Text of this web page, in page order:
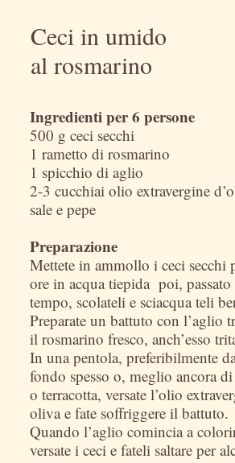
Ceci in umido
al rosmarino
Ingredienti per 6 persone
500 g ceci secchi
1 rametto di rosmarino
1 spicchio di aglio
2-3 cucchiai olio extravergine
sale e pepe
Preparazione
Mettete in ammollo i ceci secchi
ore in acqua tiepida poi,
tempo, scolateli e sciacqua teli
Preparate un battuto con l’aglio
il rosmarino fresco, anch’esso
In una pentola, preferibilmente
fondo spesso o, meglio ancora
o terracotta, versate l’olio
oliva e fate soffriggere il battuto.
Quando l’aglio comincia a
versate i ceci e fateli saltare per